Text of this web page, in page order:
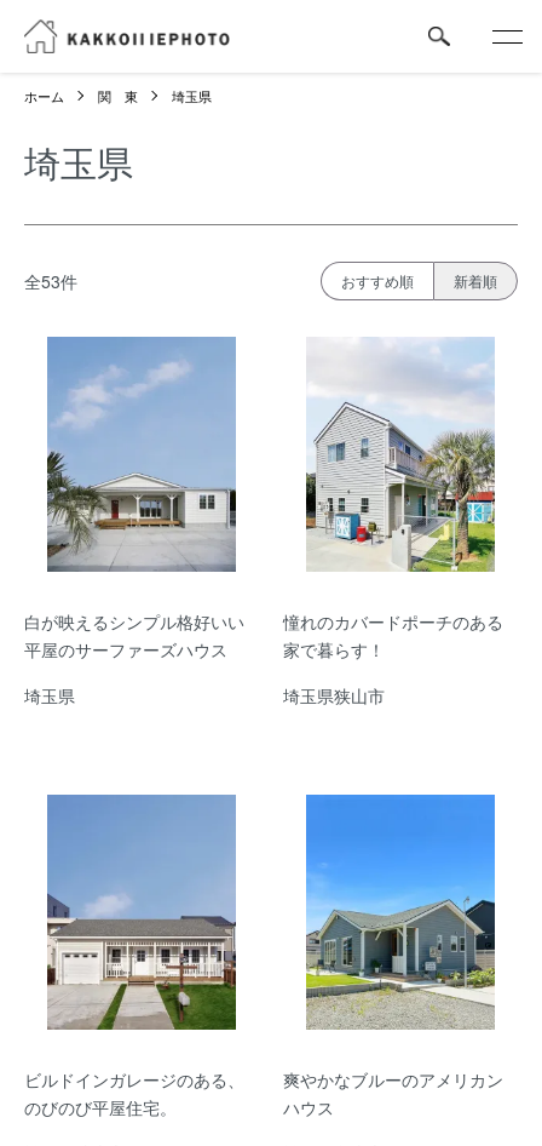
ホーム 関 東 埼玉県
埼玉県
全53件 おすすめ順 新着順
白が映えるシンプル格好いい
平屋のサーファーズハウス
埼玉県
憧れのカバードポーチのある
家で暮らす！
埼玉県狭山市
ビルドインガレージのある、
のびのび平屋住宅。
爽やかなブルーのアメリカン
ハウス